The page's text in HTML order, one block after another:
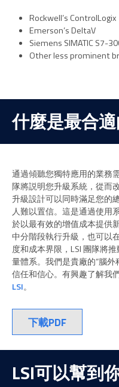
Rockwell’s ControlLogix
Emerson’s DeltaV
Siemens SIMATIC S7-
Other less prominent
什麼是最合適
通過傾聽您獨特應用的業務
隊將説明您升級系統，從而
升級設計可以同時滿足您的
人難以置信。這是通過使用
於以最有效的增值成本提供
中分階段執行升級，也可以
度和成本界限，LSI 團隊將
量體系。我們是貴廠的“腦
信任和信心。有興趣了解我
LSI。
下載PDF
LSI可以幫到